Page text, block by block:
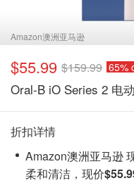
Amazon澳洲亚马逊
$55.99 $159.99 65%
Oral-B iO Series 2 电
折扣详情
Amazon澳洲亚马逊
柔和清洁，现价